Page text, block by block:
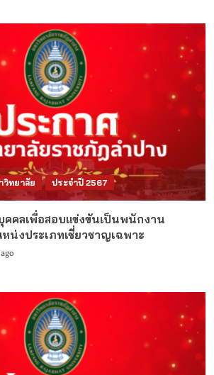
วิทยาลัย ประจำปี 2567
คคลเพื่อสอบแข่งขันเป็นพนักงาน
น่งประเภทเชี่ยวชาญเฉพาะ